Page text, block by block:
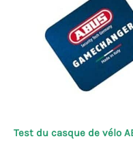
Test du casque de vélo